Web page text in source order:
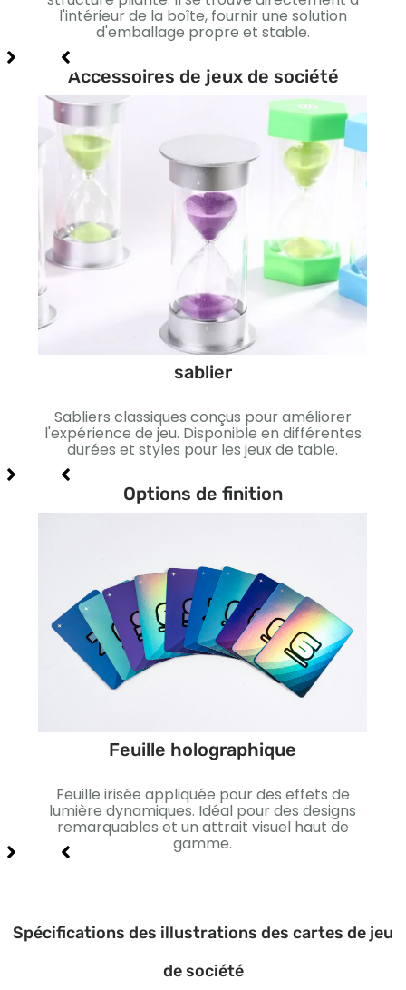
l'intérieur de la boîte, fournir une solution
d'emballage propre et stable.
Accessoires de jeux de société
sablier
Sabliers classiques conçus pour améliorer
l'expérience de jeu. Disponible en différentes
durées et styles pour les jeux de table.
Options de finition
Feuille holographique
Feuille irisée appliquée pour des effets de
lumière dynamiques. Idéal pour des designs
remarquables et un attrait visuel haut de
gamme.
Spécifications des illustrations des cartes de jeu
de société